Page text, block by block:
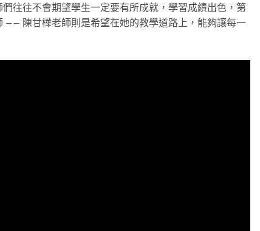
往往不會期望學生一定要有所成就，學習成績出色，第
陳甘樺老師則是希望在她的教學道路上，能夠讓每一